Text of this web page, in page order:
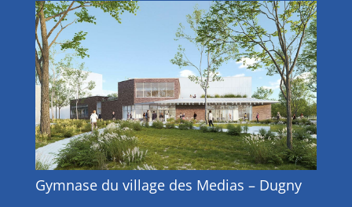
Gymnase du village des Medias – Dugny